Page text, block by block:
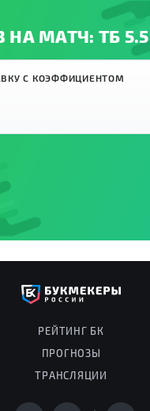
НА МАТЧ: ТБ 5.5
С КОЭФФИЦИЕНТОМ
РЕЙТИНГ БК
ПРОГНОЗЫ
ТРАНСЛЯЦИИ